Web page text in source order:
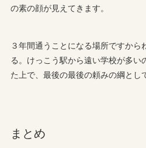
の素の顔が見えてきます。
３年間通うことになる場所ですか
る。けっこう駅から遠い学校が多い
た上で、最後の最後の頼みの綱とし
まとめ